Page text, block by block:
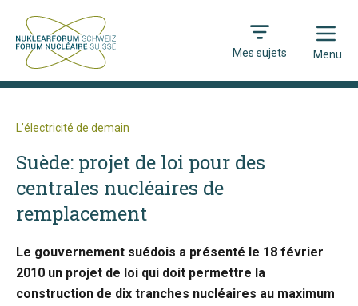
Mes sujets
Open
Menu
L’électricité de demain
Suède: projet de loi pour des
centrales nucléaires de
remplacement
Le gouvernement suédois a présenté le 18 février
2010 un projet de loi qui doit permettre la
construction de dix tranches nucléaires au maximum